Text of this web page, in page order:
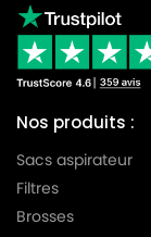
GOLDSTAR
LG-
GOLDSTAR
LG-
GOLDSTAR
LG-
GOLDSTAR
Nos produits :
Sacs aspirateur
Filtres
Brosses